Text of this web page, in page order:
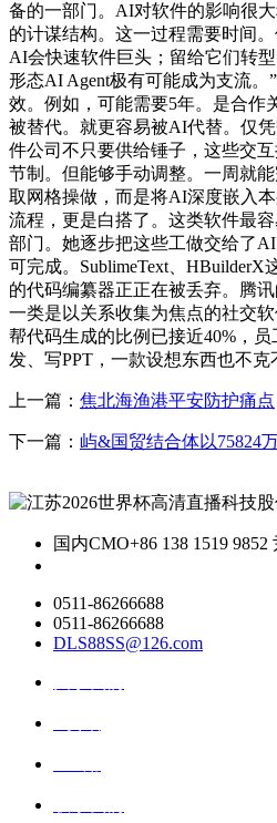
备的一部门。AI对软件的影响很
的计谋结构。这一过程需要时间
AI会快速软件巨头；留给它们转
形态AI Agent极有可能成为支流。
效。例如，可能需要5年。是合作
被替代。就更容易被AI代替。仅
件公司不只要供给锤子，这些交
节制。但能够手动调整。一周就
取网格操做，而是将AI深度嵌入
流程，更是白搭了。这类软件最
部门。她逐步把这些工做交给了
可完成。SublimeText、HBuilderX
的代码编纂器正正在被丢弃。腾讯
一类是以关系收集为焦点的社交
帮代码生成的比例已接近40%，
发、写PPT，一款设想东西也不克
上一篇： 焦北海渔港平安防护痛点
下一篇： 屿&国贸结合体以75824
国内CMO+86 138 1519 9852
0511-86266688
0511-86266688
DLS88SS@126.com